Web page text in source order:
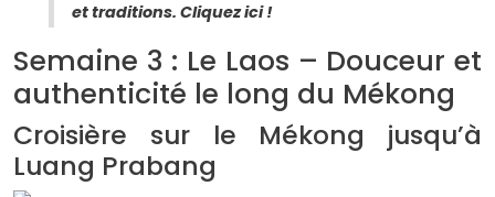
et traditions. Cliquez ici !
Semaine 3 : Le Laos – Douceur et
authenticité le long du Mékong
Croisière sur le Mékong jusqu’à
Luang Prabang